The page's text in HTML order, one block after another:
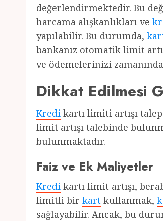
değerlendirmektedir. Bu
harcama alışkanlıkları ve
yapılabilir. Bu durumda,
bankanız otomatik limit
ve ödemelerinizi
Dikkat Edilmesi
Kredi kartı limiti artışı
limit artışı talebinde
bulunmaktadır.
Faiz ve Ek Maliyetler
Kredi kartı limit artışı,
limitli bir kart kullanmak,
sağlayabilir. Ancak, bu